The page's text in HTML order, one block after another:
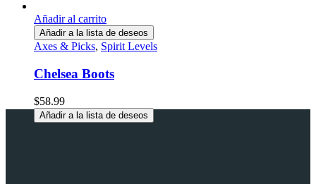
Añadir al carrito
Añadir a la lista de deseos
Axes & Picks, Spirit Levels
Chelsea Boots
$58.99
Añadir a la lista de deseos